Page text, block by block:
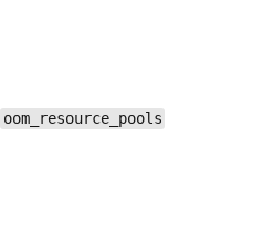
oom_resource_pools